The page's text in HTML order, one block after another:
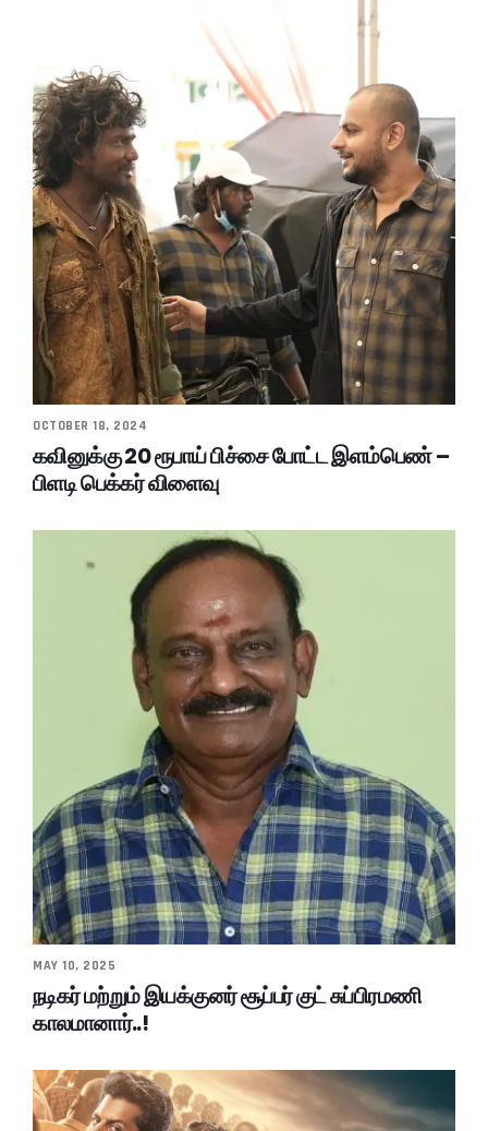
OCTOBER 18, 2024
கவினுக்கு 20 ரூபாய் பிச்சை போட்ட இளம்பெண் –
பிளடி பெக்கர் விளைவு
MAY 10, 2025
நடிகர் மற்றும் இயக்குனர் சூப்பர் குட் சுப்பிரமணி
காலமானார்..!